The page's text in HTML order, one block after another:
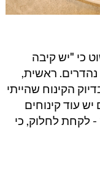
כי "יש קיבה
ראשית,
הקינוח שהייתי
עוד קינוחים
לקחת לחלוק, כי